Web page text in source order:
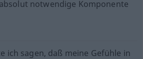
notwendige Komponente
ich sagen, daß meine Gefühle in